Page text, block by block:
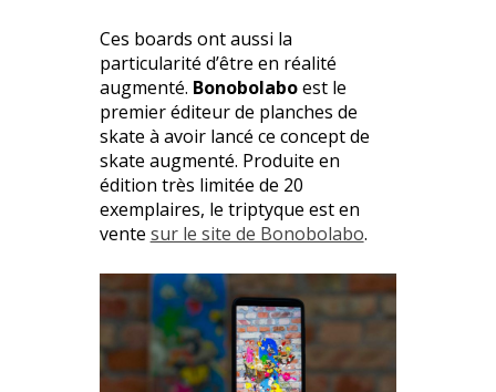
Ces boards ont aussi la
particularité d’être en réalité
augmenté. Bonobolaboest le
premier éditeur de planches de
skate à avoir lancé ce concept de
skate augmenté. Produite en
édition très limitée de 20
exemplaires, le triptyque est en
vente sur le site de Bonobolabo.